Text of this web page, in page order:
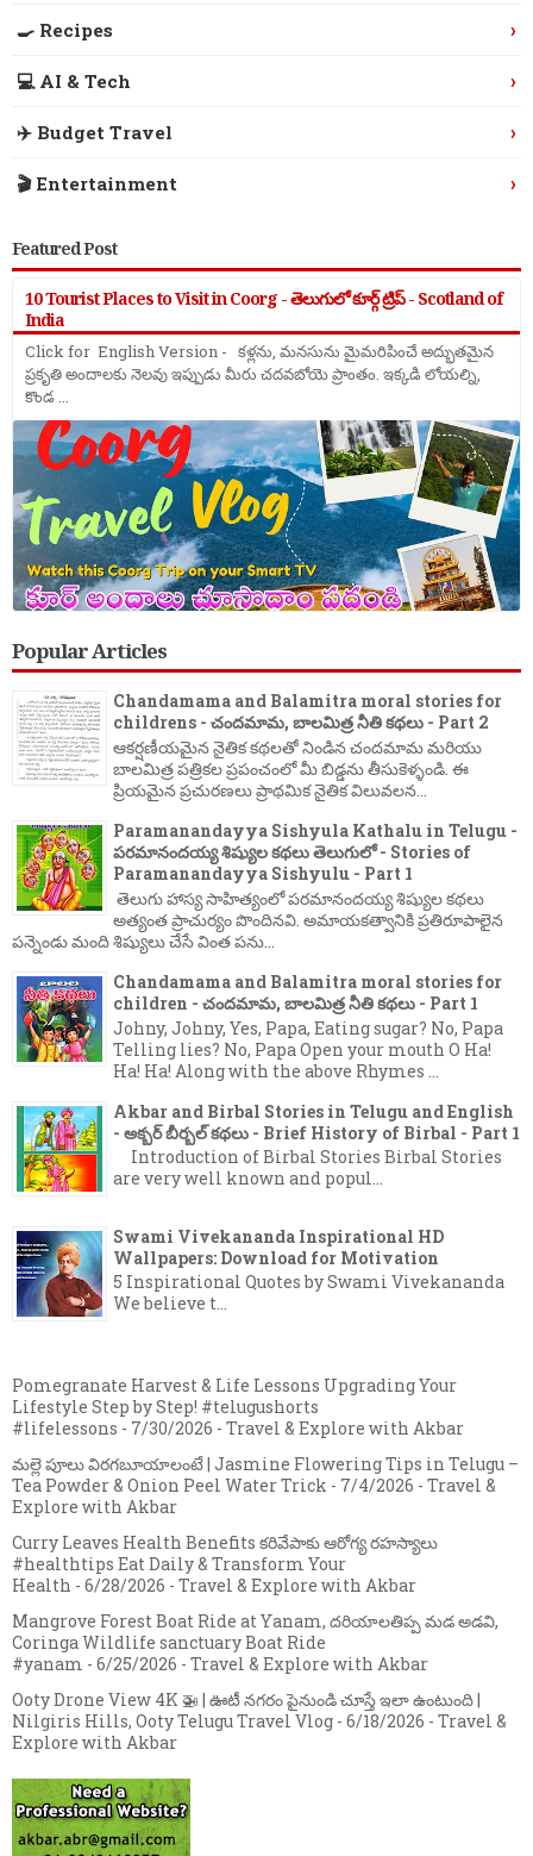
🍳 Recipes ›
💻 AI & Tech ›
✈️ Budget Travel ›
🎬 Entertainment ›
Featured Post
10 Tourist Places to Visit in Coorg - తెలుగులో కూర్గ్ ట్రిప్ - Scotland of
India
Click for English Version - కళ్లను, మనసును మైమరిపించే అద్భుతమైన
ప్రకృతి అందాలకు నెలవు ఇప్పుడు మీరు చదవబోయె ప్రాంతం. ఇక్కడి లోయల్ని,
కొండ ...
Popular Articles
Chandamama and Balamitra moral stories for
childrens - చందమామ, బాలమిత్ర నీతి కథలు - Part 2
ఆకర్షణీయమైన నైతిక కథలతో నిండిన చందమామ మరియు
బాలమిత్ర పత్రికల ప్రపంచంలో మీ బిడ్డను తీసుకెళ్ళండి. ఈ
ప్రియమైన ప్రచురణలు ప్రాథమిక నైతిక విలువలన...
Paramanandayya Sishyula Kathalu in Telugu -
పరమానందయ్య శిష్యుల కథలు తెలుగులో - Stories of
Paramanandayya Sishyulu - Part 1
తెలుగు హాస్య సాహిత్యంలో పరమానందయ్య శిష్యుల కథలు
అత్యంత ప్రాచుర్యం పొందినవి. అమాయకత్వానికి ప్రతిరూపాలైన
పన్నెండు మంది శిష్యులు చేసే వింత పను...
Chandamama and Balamitra moral stories for
children - చందమామ, బాలమిత్ర నీతి కథలు - Part 1
Johny, Johny, Yes, Papa, Eating sugar? No, Papa
Telling lies? No, Papa Open your mouth O Ha!
Ha! Ha! Along with the above Rhymes ...
Akbar and Birbal Stories in Telugu and English
- అక్బర్ బీర్బల్ కథలు - Brief History of Birbal - Part 1
Introduction of Birbal Stories Birbal Stories
are very well known and popul...
Swami Vivekananda Inspirational HD
Wallpapers: Download for Motivation
5 Inspirational Quotes by Swami Vivekananda
We believe t...
Pomegranate Harvest & Life Lessons Upgrading Your
Lifestyle Step by Step! #telugushorts
#lifelessons - 7/30/2026 - Travel & Explore with Akbar
మల్లె పూలు విరగబూయాలంటే | Jasmine Flowering Tips in Telugu –
Tea Powder & Onion Peel Water Trick - 7/4/2026 - Travel &
Explore with Akbar
Curry Leaves Health Benefits కరివేపాకు ఆరోగ్య రహస్యాలు
#healthtips Eat Daily & Transform Your
Health - 6/28/2026 - Travel & Explore with Akbar
Mangrove Forest Boat Ride at Yanam, దరియాలతిప్ప మడ అడవి,
Coringa Wildlife sanctuary Boat Ride
#yanam - 6/25/2026 - Travel & Explore with Akbar
Ooty Drone View 4K 🚁 | ఊటీ నగరం పైనుండి చూస్తే ఇలా ఉంటుంది |
Nilgiris Hills, Ooty Telugu Travel Vlog - 6/18/2026 - Travel &
Explore with Akbar